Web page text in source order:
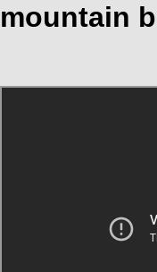
Mecánica
SUBÍ
Avisos
Bicicleterías
mountain